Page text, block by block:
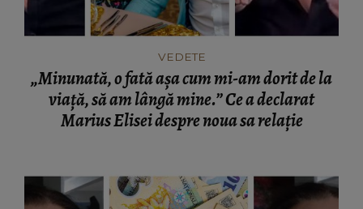
VEDETE
„Minunată, o fată așa cum mi-am dorit de la
viață, să am lângă mine.” Ce a declarat
Marius Elisei despre noua sa relație